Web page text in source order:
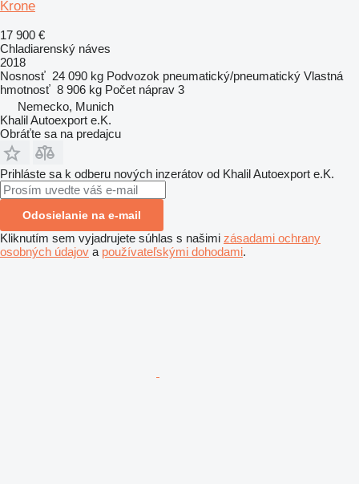
Krone
17 900 €
Chladiarenský náves
2018
Nosnosť 24 090 kg Podvozok pneumatický/pneumatický Vlastná
hmotnosť 8 906 kg Počet náprav 3
Nemecko, Munich
Khalil Autoexport e.K.
Obráťte sa na predajcu
Prihláste sa k odberu nových inzerátov od Khalil Autoexport e.K.
Odosielanie na e-mail
Kliknutím sem vyjadrujete súhlas s našimi zásadami ochrany
osobných údajov a používateľskými dohodami.